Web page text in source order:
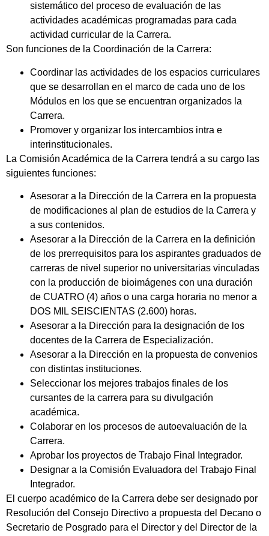
sistemático del proceso de evaluación de las
actividades académicas programadas para cada
actividad curricular de la Carrera.
Son funciones de la Coordinación de la Carrera:
Coordinar las actividades de los espacios curriculares
que se desarrollan en el marco de cada uno de los
Módulos en los que se encuentran organizados la
Carrera.
Promover y organizar los intercambios intra e
interinstitucionales.
La Comisión Académica de la Carrera tendrá a su cargo las
siguientes funciones:
Asesorar a la Dirección de la Carrera en la propuesta
de modificaciones al plan de estudios de la Carrera y
a sus contenidos.
Asesorar a la Dirección de la Carrera en la definición
de los prerrequisitos para los aspirantes graduados de
carreras de nivel superior no universitarias vinculadas
con la producción de bioimágenes con una duración
de CUATRO (4) años o una carga horaria no menor a
DOS MIL SEISCIENTAS (2.600) horas.
Asesorar a la Dirección para la designación de los
docentes de la Carrera de Especialización.
Asesorar a la Dirección en la propuesta de convenios
con distintas instituciones.
Seleccionar los mejores trabajos finales de los
cursantes de la carrera para su divulgación
académica.
Colaborar en los procesos de autoevaluación de la
Carrera.
Aprobar los proyectos de Trabajo Final Integrador.
Designar a la Comisión Evaluadora del Trabajo Final
Integrador.
El cuerpo académico de la Carrera debe ser designado por
Resolución del Consejo Directivo a propuesta del Decano o
Secretario de Posgrado para el Director y del Director de la